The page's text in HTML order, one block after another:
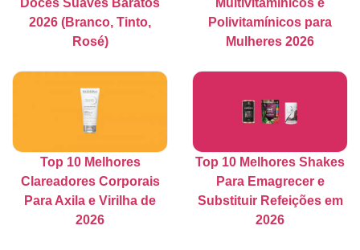
2026 (Branco, Tinto,
Rosé)
Polivitamínicos para
Mulheres 2026
Top 10 Melhores
Clareadores Corporais
Para Axila e Virilha de
2026
Top 10 Melhores Shakes
Para Emagrecer e
Substituir Refeições em
2026